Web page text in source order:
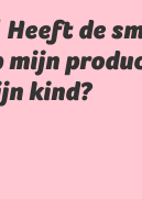
Heeft de
mijn
kind?